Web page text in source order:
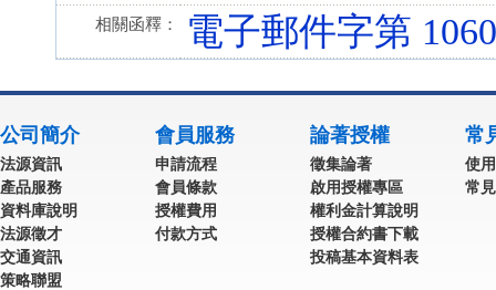
相關函釋： 電子郵件字第
公司簡介
法源資訊
產品服務
資料庫說明
法源徵才
交通資訊
策略聯盟
會員服務
申請流程
會員條款
授權費用
付款方式
論著授權
徵集論著
啟用授權專區
權利金計算說明
授權合約書下載
投稿基本資料表
常
使
常